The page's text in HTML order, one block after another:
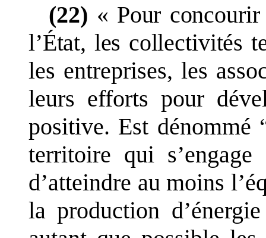
(22) « Pour
l’État, les collectivités
les entreprises, les
leurs efforts pour
positive. Est dénommé
territoire qui s’
d’atteindre au moins l’
la production d’